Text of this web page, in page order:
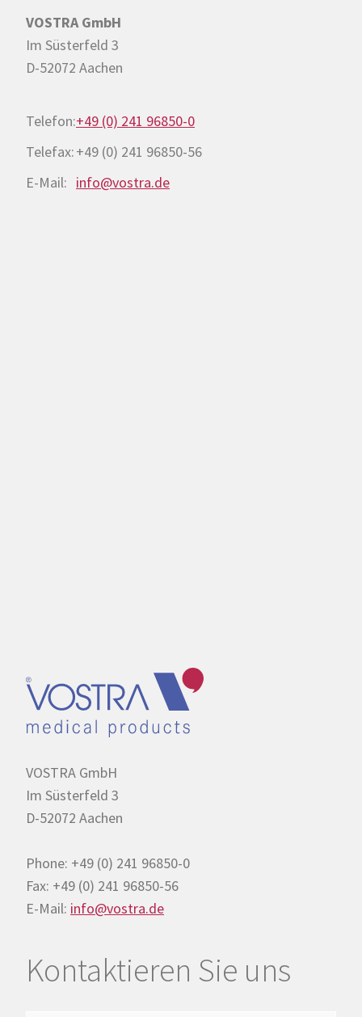
VOSTRA GmbH
Im Süsterfeld 3
D-52072 Aachen
Telefon:+49 (0) 241 96850-0
Telefax:+49 (0) 241 96850-56
E-Mail: info@vostra.de
VOSTRA GmbH
Im Süsterfeld 3
D-52072 Aachen
Phone: +49 (0) 241 96850-0
Fax: +49 (0) 241 96850-56
E-Mail: info@vostra.de
Kontaktieren Sie uns
CALL US
MESSAGE US
info@vostra.de